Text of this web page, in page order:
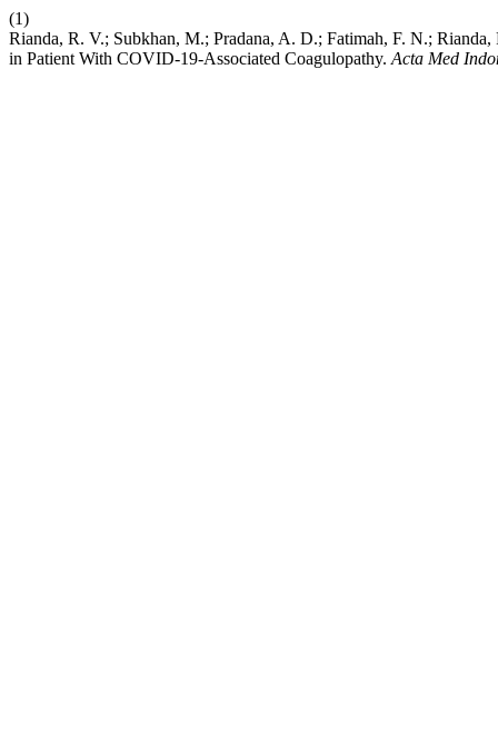
(1)
Rianda, R. V.; Subkhan, M.; Pradana, A. D.; Fatimah, F. N.;
in Patient With COVID-19-Associated Coagulopathy. Acta Med